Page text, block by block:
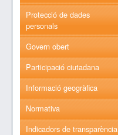
Protecció de dades
personals
Govern obert
Participació ciutadana
Informació geogràfica
Normativa
Indicadors de transparència